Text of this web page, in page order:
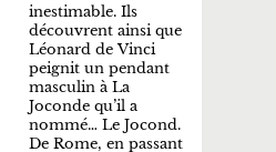
nommé… Le Jocond.
De Rome, en passant